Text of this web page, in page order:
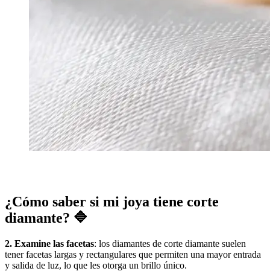
¿Cómo saber si mi joya tiene corte
diamante? 🔷
2. Examine las facetas: los diamantes de corte diamante suelen
tener facetas largas y rectangulares que permiten una mayor entrada
y salida de luz, lo que les otorga un brillo único.